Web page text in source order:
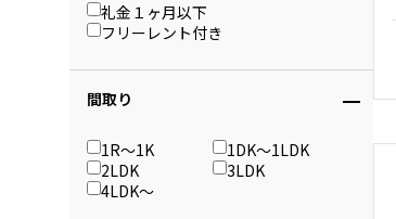
礼金１ヶ月以下
フリーレント付き
間取り
1R〜1K
1DK〜1LDK
2LDK
3LDK
4LDK〜